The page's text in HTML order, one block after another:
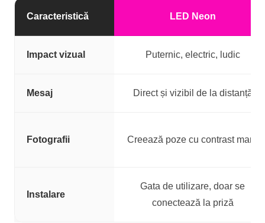
Caracteristică LED Neon
Impact vizual Puternic, electric, ludic
Mesaj Direct și vizibil de la distanță
Fotografii Creează poze cu contrast mare
Instalare
Gata de utilizare, doar se
conectează la priză